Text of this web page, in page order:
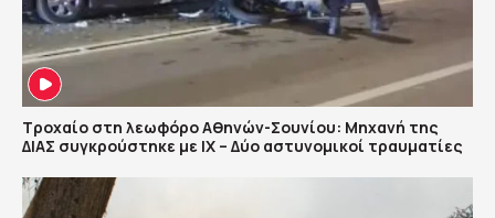
Τροχαίο στη λεωφόρο Αθηνών-Σουνίου: Μηχανή της
ΔΙΑΣ συγκρούστηκε με ΙΧ – Δύο αστυνομικοί τραυματίες